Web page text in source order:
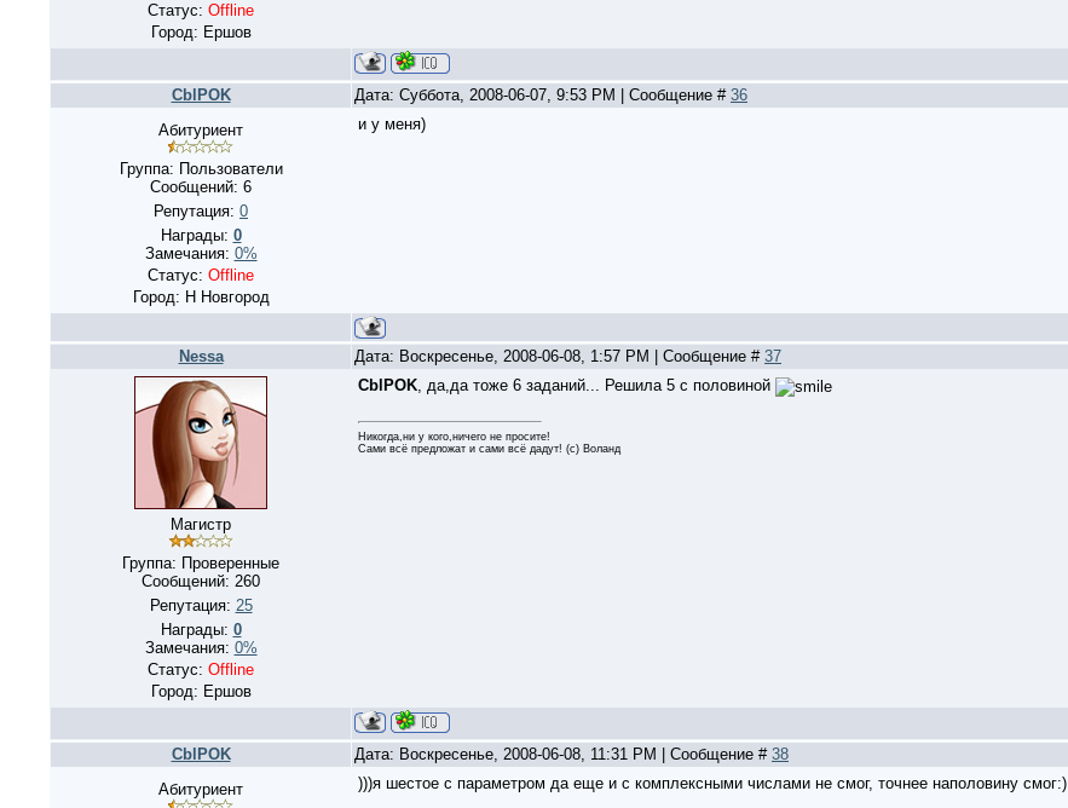
Статус: Offline
Город: Ершов
CblPOK Дата: Суббота, 2008-06-07, 9:53 PM | Сообщение # 36
Абитуриент
Группа: Пользователи
Сообщений: 6
Репутация: 0
Награды: 0
Замечания: 0%
Статус: Offline
Город: Н Новгород
и у меня)
Nessa Дата: Воскресенье, 2008-06-08, 1:57 PM | Сообщение # 37
Магистр
Группа: Проверенные
Сообщений: 260
Репутация: 25
Награды: 0
Замечания: 0%
Статус: Offline
Город: Ершов
CblPOK, да,да тоже 6 заданий... Решила 5 с половиной
Никогда,ни у кого,ничего не просите!
Сами всё предложат и сами всё дадут! (с) Воланд
CblPOK Дата: Воскресенье, 2008-06-08, 11:31 PM | Сообщение # 38
Абитуриент
)))я шестое с параметром да еще и с комплексными числами не смог, точнее наполовину смог:)